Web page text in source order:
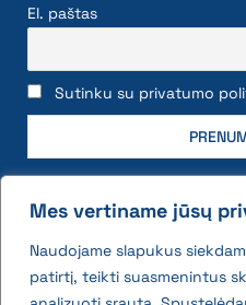
Mes vertiname jūsų
Naudojame slapukus
patirtį, teikti suasmenintus
El. paštas
Sutinku su privatumo
2026 © All rights reserved